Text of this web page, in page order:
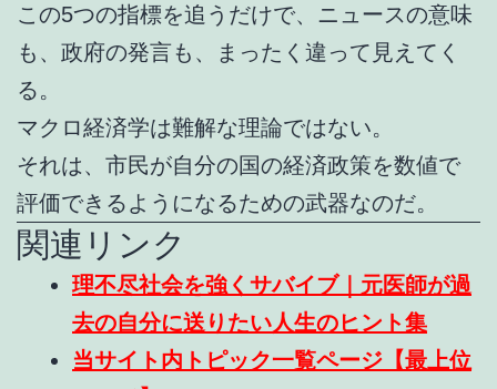
この5つの指標を追うだけで、ニュースの意味
も、政府の発言も、まったく違って見えてく
る。
マクロ経済学は難解な理論ではない。
それは、市民が自分の国の経済政策を数値で
評価できるようになるための武器なのだ。
関連リンク
理不尽社会を強くサバイブ｜元医師が過
去の自分に送りたい人生のヒント集
当サイト内トピック一覧ページ【最上位